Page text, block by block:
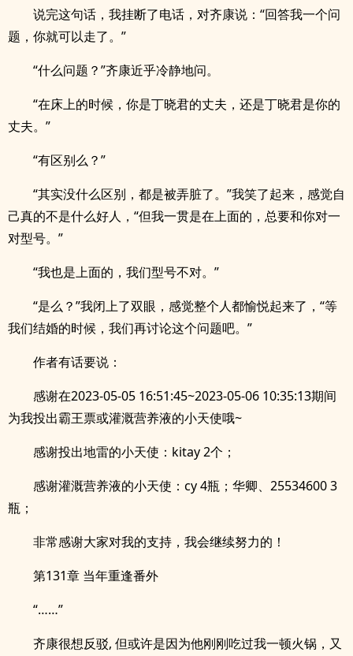
说完这句话，我挂断了电话，对齐康说：“回答我一个问
题，你就可以走了。”
“什么问题？”齐康近乎冷静地问。
“在床上的时候，你是丁晓君的丈夫，还是丁晓君是你的
丈夫。”
“有区别么？”
“其实没什么区别，都是被弄脏了。”我笑了起来，感觉自
己真的不是什么好人，“但我一贯是在上面的，总要和你对一
对型号。”
“我也是上面的，我们型号不对。”
“是么？”我闭上了双眼，感觉整个人都愉悦起来了，“等
我们结婚的时候，我们再讨论这个问题吧。”
作者有话要说：
感谢在2023-05-05 16:51:45~2023-05-06 10:35:13期间
为我投出霸王票或灌溉营养液的小天使哦~
感谢投出地雷的小天使：kitay 2个；
感谢灌溉营养液的小天使：cy 4瓶；华卿、25534600 3
瓶；
非常感谢大家对我的支持，我会继续努力的！
第131章 当年重逢番外
“……”
齐康很想反驳, 但或许是因为他刚刚吃过我一顿火锅，又